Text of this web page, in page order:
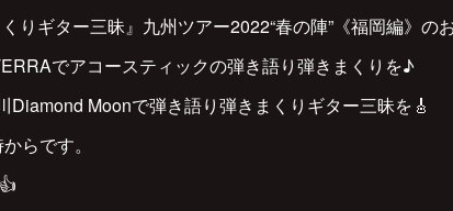
りギター三昧』九州ツアー2022“春の陣”《福岡編》の
でアコースティックの弾き語り弾きまくりを♪
Diamond Moonで弾き語り弾きまくりギター三昧を🎸
らです。